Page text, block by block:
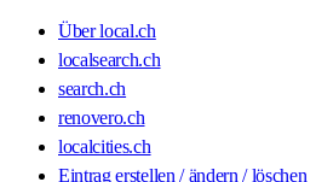
Über local.ch
localsearch.ch
search.ch
renovero.ch
localcities.ch
Eintrag erstellen / ändern / löschen